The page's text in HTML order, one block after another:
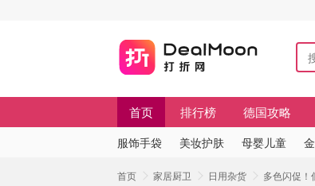
首页 排行榜 德国攻略
服饰手袋 美妆护肤 母婴儿童
首页 家居厨卫 日用杂货 多色闪促！